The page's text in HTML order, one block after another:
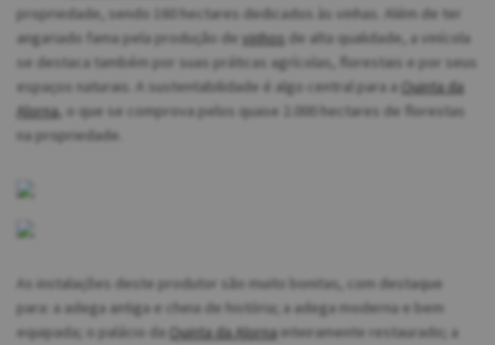
propriedade, sendo 160 hectares dedicados às vinhas. Além de ter
angariado fama pela produção de vinhos de alta qualidade, a vinícola
se destaca também por suas práticas agrícolas, florestais e por seus
espaços naturais. A sustentabilidade é algo central para a Quinta da
Alorna, o que se comprova pelos quase 2.000 hectares de florestas
na propriedade.
As instalações deste produtor são muito bonitas, com destaque
para: a adega antiga e cheia de história; a adega moderna e bem
equipada; o palácio da Quinta da Alorna inteiramente restaurado; a